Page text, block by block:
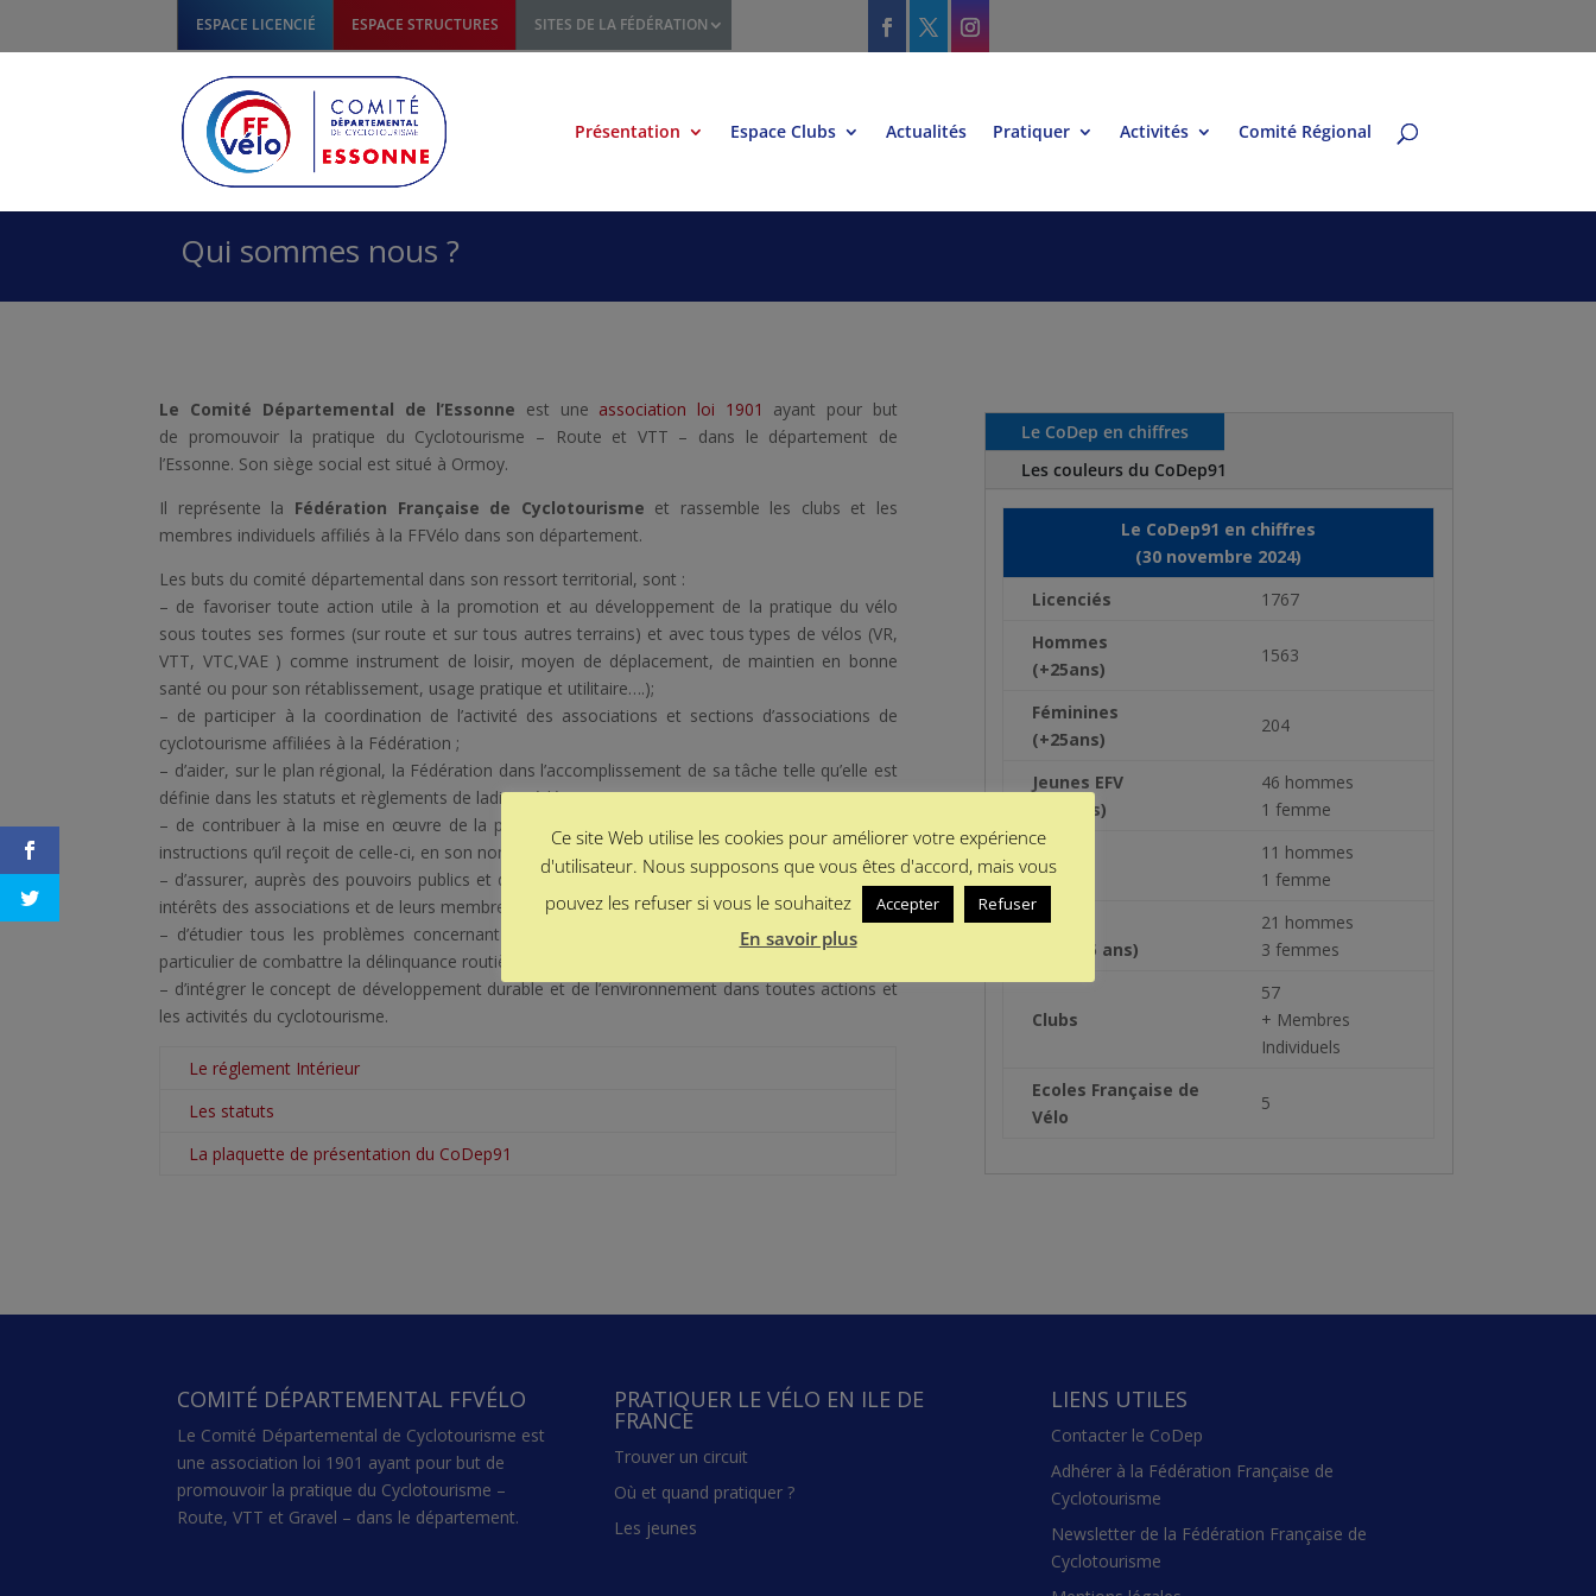
ESPACE LICENCIÉ ESPACE STRUCTURES SITES DE LA FÉDÉRATION
Présentation Espace Clubs Actualités Pratiquer Activités Comité Régional
Qui sommes nous ?
Le Comité Départemental de l’Essonne est une association loi 1901
ayant pour but
de promouvoir la pratique du Cyclotourisme – Route et VTT – dans le département de
l’Essonne. Son siège social est situé à Ormoy.
Il représente la Fédération Française de Cyclotourisme et rassemble les clubs et les
membres individuels affiliés à la FFVélo dans son département.
Les buts du comité départemental dans son ressort territorial, sont :
– de favoriser toute action utile à la promotion et au développement de la pratique du vélo
sous toutes ses formes (sur route et sur tous autres terrains) et avec tous types de vélos (VR,
VTT, VTC,VAE ) comme instrument de loisir, moyen de déplacement, de maintien en bonne
santé ou pour son rétablissement, usage pratique et utilitaire….);
– de participer à la coordination de l’activité des associations et sections d’associations de
cyclotourisme affiliées à la Fédération ;
– d’aider, sur le plan régional, la Fédération dans l’accomplissement de sa tâche telle qu’elle est
définie dans les statuts et règlements de ladite Fédération ;
– de contribuer à la mise en œuvre de la politique définie par la Fédération et d’appliquer les
instructions qu’il reçoit de celle-ci, en son nom ;
– d’assurer, auprès des pouvoirs publics et des diverses collectivités régionales, la défense des
intérêts des associations et de leurs membres ainsi que des licenciés individuels ;
– d’étudier tous les problèmes concernant le cyclotourisme qui peuvent se présenter et en
particulier de combattre la délinquance routière ;
– d’intégrer le concept de développement durable et de l’environnement dans toutes actions et
les activités du cyclotourisme.
Le réglement Intérieur
Les statuts
La plaquette de présentation du CoDep91
Le CoDep en chiffres
Les couleurs du CoDep91
Le CoDep91 en chiffres
(30 novembre 2024)
Licenciés
1767
Hommes
(+25ans)
1563
Féminines
(+25ans)
204
Jeunes EFV
(- 18ans)
46 hommes
1 femme
Jeunes
(-18ans
11 hommes
1 femme
Jeunes
(18 à 25 ans)
21 hommes
3 femmes
Clubs
57
+ Membres
Individuels
Ecoles Française de
Vélo
5
COMITÉ DÉPARTEMENTAL FFVÉLO
Le Comité Départemental de Cyclotourisme est
une association loi 1901 ayant pour but de
promouvoir la pratique du Cyclotourisme –
Route, VTT et Gravel – dans le département.
PRATIQUER LE VÉLO EN ILE DE
FRANCE
Trouver un circuit
Où et quand pratiquer ?
Les jeunes
LIENS UTILES
Contacter le CoDep
Adhérer à la Fédération Française de
Cyclotourisme
Newsletter de la Fédération Française de
Cyclotourisme
Ce site Web utilise les cookies pour améliorer votre expérience
d'utilisateur. Nous supposons que vous êtes d'accord, mais vous
pouvez les refuser si vous le souhaitez
Accepter Refuser
En savoir plus